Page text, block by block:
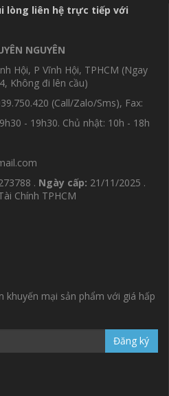
lòng liên hệ trực tiếp với
NGUYÊN
Hội, P Vĩnh Hội, TPHCM (Ngay
Không đi lên cầu)
(Call/Zalo/Sms), Fax:
- 19h30. Chủ nhật: 10h - 18h
. Ngày cấp: 21/11/2025 .
Chính TPHCM
khuyến mại sản phẩm với giá hấp
Đăng ký